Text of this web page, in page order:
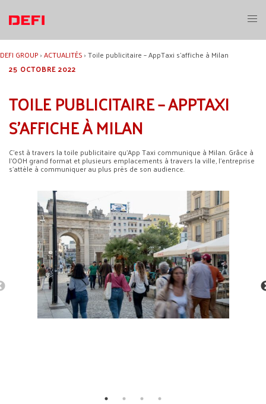
contenu
DEFI GROUP›ACTUALITÉS›Toile publicitaire – AppTaxi s’affiche à Milan
25 OCTOBRE 2022
TOILE PUBLICITAIRE – APPTAXI
S’AFFICHE À MILAN
C’est à travers la toile publicitaire qu’App Taxi communique à Milan. Grâce à
l’OOH grand format et plusieurs emplacements à travers la ville, l’entreprise
s’attèle à communiquer au plus près de son audience.